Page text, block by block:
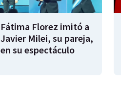
Fátima Florez imitó a
Javier Milei, su pareja,
en su espectáculo